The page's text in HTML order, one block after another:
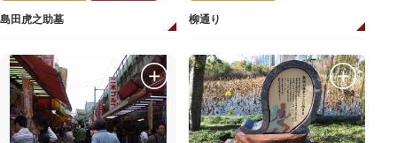
島田虎之助墓 柳通り